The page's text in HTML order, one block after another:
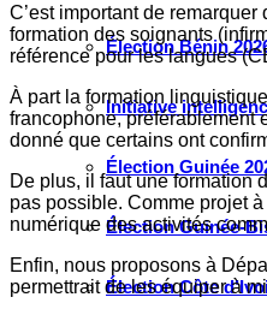
Élection Bénin
Initiative
Élection Guinée
Élection Guinée-
Élection Côte
C’est important de
formation des soignants
référence pour les langues
À part la formation
francophone, préférablement
donné que certains ont
De plus, il faut une formation
pas possible. Comme projet
numérique des activités
Enfin, nous proposons à
permettrait de les équiper à